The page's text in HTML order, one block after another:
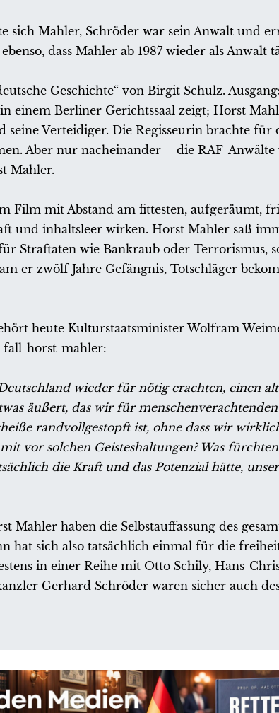
sich Mahler, Schröder war sein Anwalt und
dass Mahler ab 1987 wieder als Anwalt
Geschichte“ von Birgit Schulz.
einem Berliner Gerichtssaal zeigt; Horst
Verteidiger. Die Regisseurin brachte
Aber nur nacheinander – die RAF-
Mahler.
Film mit Abstand am fittesten, aufgeräumt,
und inhaltsleer wirken. Horst Mahler saß
Straftaten wie Bankraub oder Terrorismus,
er zwölf Jahre Gefängnis, Totschläger
heute Kulturstaatsminister Wolfram
horst-mahler:
wieder für nötig erachten, einen
äußert, das wir für
randvollgestopft ist, ohne dass wir
vor solchen Geisteshaltungen? Was
die Kraft und das Potenzial hätte,
haben die Selbstauffassung des
hat sich also tatsächlich einmal für die
in einer Reihe mit Otto Schily, Hans-
Gerhard Schröder waren sicher auch